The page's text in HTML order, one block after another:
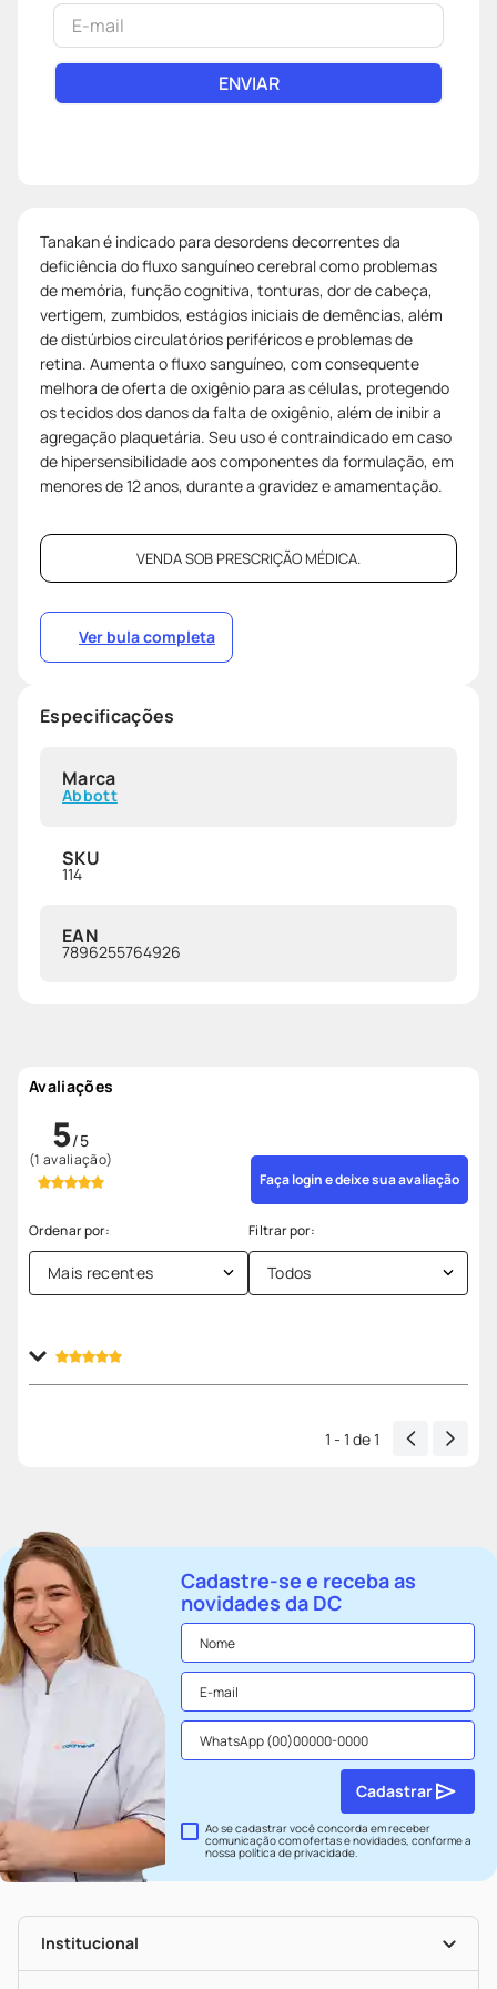
ENVIAR
Tanakan é indicado para desordens decorrentes da
deficiência do fluxo sanguíneo cerebral como problemas
de memória, função cognitiva, tonturas, dor de cabeça,
vertigem, zumbidos, estágios iniciais de demências, além
de distúrbios circulatórios periféricos e problemas de
retina. Aumenta o fluxo sanguíneo, com consequente
melhora de oferta de oxigênio para as células, protegendo
os tecidos dos danos da falta de oxigênio, além de inibir a
agregação plaquetária. Seu uso é contraindicado em caso
de hipersensibilidade aos componentes da formulação, em
menores de 12 anos, durante a gravidez e amamentação.
VENDA SOB PRESCRIÇÃO MÉDICA.
Ver bula completa
Especificações
Marca
Abbott
SKU
114
EAN
7896255764926
Avaliações
5
(1 avaliação)
Faça login e deixe sua avaliação
Mais recentes Todos
Enviado1 ano atrás porarany koehler
normalizar o desequilibrio provocado por um surto de
1 - 1 de1
Cadastre-se e receba as
novidades da DC
Ao se cadastrar você concorda em receber
comunicação com ofertas e novidades, conforme a
nossapolítica de privacidade.
Cadastrar
Institucional